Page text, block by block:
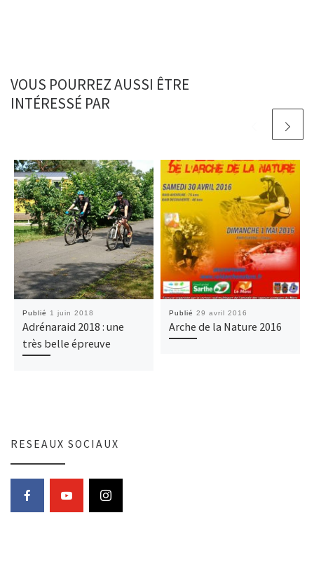
VOUS POURREZ AUSSI ÊTRE
INTÉRESSÉ PAR
Publié 1 juin 2018
Adrénaraid 2018 : une
très belle épreuve
Publié 29 avril 2016
Arche de la Nature 2016
RESEAUX SOCIAUX